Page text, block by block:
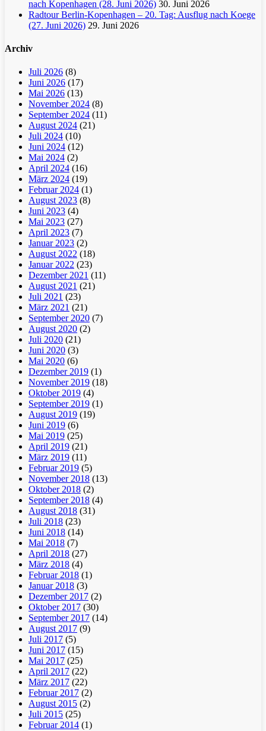
nach Kopenhagen (28. Juni 2026) 30. Juni 2026
Radtour Berlin-Kopenhagen – 20. Tag: Ausflug nach Koege
(27. Juni 2026) 29. Juni 2026
Archiv
Juli 2026 (8)
Juni 2026 (17)
Mai 2026 (13)
November 2024 (8)
September 2024 (11)
August 2024 (21)
Juli 2024 (10)
Juni 2024 (12)
Mai 2024 (2)
April 2024 (16)
März 2024 (19)
Februar 2024 (1)
August 2023 (8)
Juni 2023 (4)
Mai 2023 (27)
April 2023 (7)
Januar 2023 (2)
August 2022 (18)
Januar 2022 (23)
Dezember 2021 (11)
August 2021 (21)
Juli 2021 (23)
März 2021 (21)
September 2020 (7)
August 2020 (2)
Juli 2020 (21)
Juni 2020 (3)
Mai 2020 (6)
Dezember 2019 (1)
November 2019 (18)
Oktober 2019 (4)
September 2019 (1)
August 2019 (19)
Juni 2019 (6)
Mai 2019 (25)
April 2019 (21)
März 2019 (11)
Februar 2019 (5)
November 2018 (13)
Oktober 2018 (2)
September 2018 (4)
August 2018 (31)
Juli 2018 (23)
Juni 2018 (14)
Mai 2018 (7)
April 2018 (27)
März 2018 (4)
Februar 2018 (1)
Januar 2018 (3)
Dezember 2017 (2)
Oktober 2017 (30)
September 2017 (14)
August 2017 (9)
Juli 2017 (5)
Juni 2017 (15)
Mai 2017 (25)
April 2017 (22)
März 2017 (22)
Februar 2017 (2)
August 2015 (2)
Juli 2015 (25)
Februar 2014 (1)